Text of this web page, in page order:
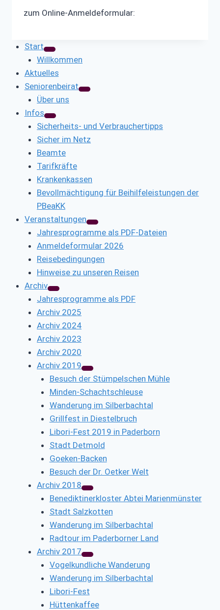
zum Online-Anmeldeformular:
Start
Willkommen
Aktuelles
Seniorenbeirat
Über uns
Infos
Sicherheits- und Verbrauchertipps
Sicher im Netz
Beamte
Tarifkräfte
Krankenkassen
Bevollmächtigung für Beihilfeleistungen der
PBeaKK
Veranstaltungen
Jahresprogramme als PDF-Dateien
Anmeldeformular 2026
Reisebedingungen
Hinweise zu unseren Reisen
Archiv
Jahresprogramme als PDF
Archiv 2025
Archiv 2024
Archiv 2023
Archiv 2020
Archiv 2019
Besuch der Stümpelschen Mühle
Minden-Schachtschleuse
Wanderung im Silberbachtal
Grillfest in Diestelbruch
Libori-Fest 2019 in Paderborn
Stadt Detmold
Goeken-Backen
Besuch der Dr. Oetker Welt
Archiv 2018
Benediktinerkloster Abtei Marienmünster
Stadt Salzkotten
Wanderung im Silberbachtal
Radtour im Paderborner Land
Archiv 2017
Vogelkundliche Wanderung
Wanderung im Silberbachtal
Libori-Fest
Hüttenkaffee